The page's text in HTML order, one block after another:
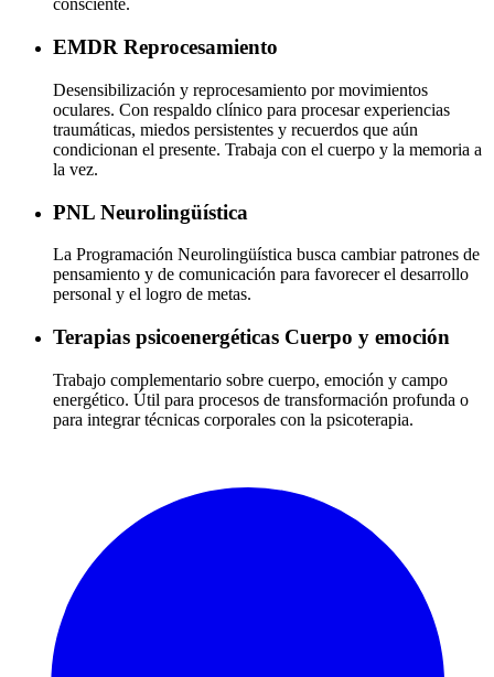
consciente.
EMDR Reprocesamiento
Desensibilización y reprocesamiento por movimientos
oculares. Con respaldo clínico para procesar experiencias
traumáticas, miedos persistentes y recuerdos que aún
condicionan el presente. Trabaja con el cuerpo y la memoria a
la vez.
PNL Neurolingüística
La Programación Neurolingüística busca cambiar patrones de
pensamiento y de comunicación para favorecer el desarrollo
personal y el logro de metas.
Terapias psicoenergéticas Cuerpo y emoción
Trabajo complementario sobre cuerpo, emoción y campo
energético. Útil para procesos de transformación profunda o
para integrar técnicas corporales con la psicoterapia.